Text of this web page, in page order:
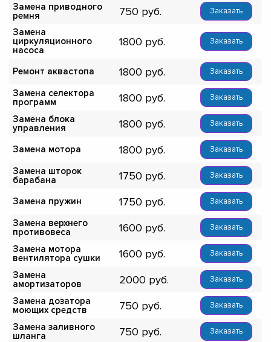
Замена приводного
ремня
750 Заказать
Замена
циркуляционного
насоса
1800 Заказать
Ремонт аквастопа 1800 Заказать
Замена селектора
программ
1800 Заказать
Замена блока
управления
1800 Заказать
Замена мотора 1800 Заказать
Замена шторок
барабана
1750 Заказать
Замена пружин 1750 Заказать
Замена верхнего
противовеса
1600 Заказать
Замена мотора
вентилятора сушки
1600 Заказать
Замена
амортизаторов
2000 Заказать
Замена дозатора
моющих средств
750 Заказать
Замена заливного
шланга
750 Заказать